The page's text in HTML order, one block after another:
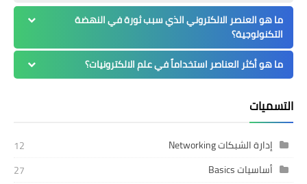
ما هو العنصر الالكتروني الذي سبب ثورة في النهضة
التكنولوجية؟
ما هو أكثر العناصر استخداماً في علم الالكترونيات؟
التسميات
إدارة الشبكات Networking
12
أساسيات Basics
27